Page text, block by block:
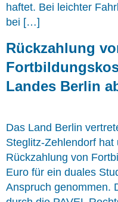
haftet. Bei leichter
bei […]
Rückzahlung
Landes Berlin
Das Land Berlin
Steglitz-Zehlendorf
Rückzahlung von
Euro für ein duales
Anspruch genommen.